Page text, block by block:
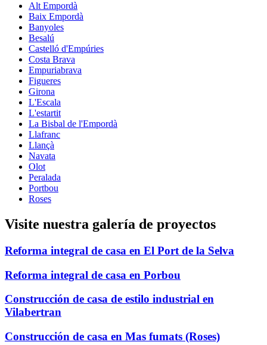
Alt Empordà
Baix Empordà
Banyoles
Besalú
Castelló d'Empúries
Costa Brava
Empuriabrava
Figueres
Girona
L'Escala
L'estartit
La Bisbal de l'Empordà
Llafranc
Llançà
Navata
Olot
Peralada
Portbou
Roses
Visite nuestra galería de proyectos
Reforma integral de casa en El Port de la Selva
Reforma integral de casa en Porbou
Construcción de casa de estilo industrial en
Vilabertran
Construcción de casa en Mas fumats (Roses)